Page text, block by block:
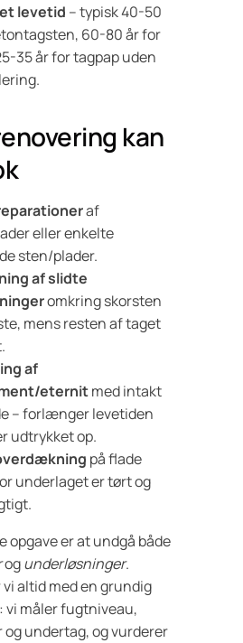
levetid – typisk 40-50
60-80 år for
35 år for tagpap uden
kan
af
eller enkelte
sten/plader.
af slidte
omkring skorsten
mens resten af taget
af
eternitmed intakt
– forlænger levetiden
udtrykket op.
på flade
underlaget er tørt og
opgave er at undgå både
ogunderløsninger.
altid med en grundig
vi måler fugtniveau,
undertag, og vurderer